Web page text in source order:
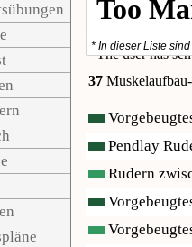
* In dieser Liste
37
Pendlay
Rudern